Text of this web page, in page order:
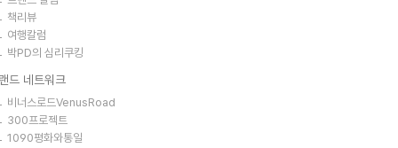
책리뷰
여행칼럼
박PD의 심리쿠킹
드 네트워크
비너스로드VenusRoad
300프로젝트
1090평화와통일